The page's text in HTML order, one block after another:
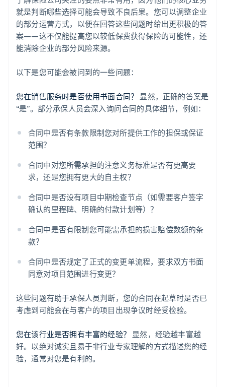
就是判断哪些选择可能会导致不良后果。您可以调整企业
的部分运营方式，以便在回答这些问题时给出更积极的答
案——这不仅能提高您以较低保费获得保险的可能性，还
能消除企业的部分风险来源。
以下是您可能会被问到的一些问题：
您在销售服务时是否使用书面合同？
显然，正确的答案是
“是”。部分承保人员会深入询问合同的具体细节，例如：
合同中是否有条款限制您对所提供工作的担保或保证
范围？
合同中对您所需承担的注意义务标准是否有更高要
求，还是您拥有更大的自主权？
合同中是否设有项目中期检查节点（如需要客户签字
确认的里程碑、明确的付款计划等）？
合同中是否有限制您可能需承担的损害赔偿数额的条
款？
合同中是否规定了正式的变更单流程，要求双方书面
同意对项目范围进行变更？
这些问题有助于承保人员判断，您的合同在起草时是否已
考虑到可能会在与客户的项目出现争议时经受检验。
您在该行业是否拥有丰富的经验？
显然，经验越丰富越
好。以绝对诚实且易于非行业专家理解的方式描述您的经
验，通常对您是有利的。